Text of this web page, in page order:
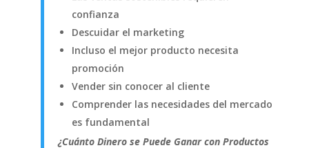
confianza
Descuidar el marketing
Incluso el mejor producto necesita
promoción
Vender sin conocer al cliente
Comprender las necesidades del mercado
es fundamental
¿Cuánto Dinero se Puede Ganar con Productos